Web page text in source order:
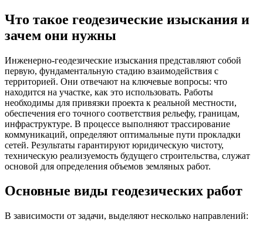
Что такое геодезические изыскания и
зачем они нужны
Инженерно-геодезические изыскания представляют собой
первую, фундаментальную стадию взаимодействия с
территорией. Они отвечают на ключевые вопросы: что
находится на участке, как это использовать. Работы
необходимы для привязки проекта к реальной местности,
обеспечения его точного соответствия рельефу, границам,
инфраструктуре. В процессе выполняют трассирование
коммуникаций, определяют оптимальные пути прокладки
сетей. Результаты гарантируют юридическую чистоту,
техническую реализуемость будущего строительства, служат
основой для определения объемов земляных работ.
Основные виды геодезических работ
В зависимости от задачи, выделяют несколько направлений: